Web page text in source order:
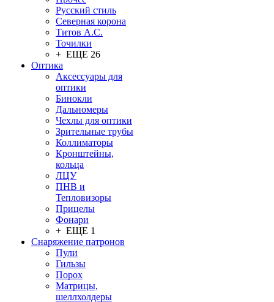
Русский стиль
Северная корона
Титов А.С.
Точилки
+ ЕЩЕ 26
Оптика
Аксессуары для
оптики
Бинокли
Дальномеры
Чехлы для оптики
Зрительные трубы
Коллиматоры
Кронштейны,
кольца
ЛЦУ
ПНВ и
Тепловизоры
Прицелы
Фонари
+ ЕЩЕ 1
Снаряжение патронов
Пули
Гильзы
Порох
Матрицы,
шеллхолдеры